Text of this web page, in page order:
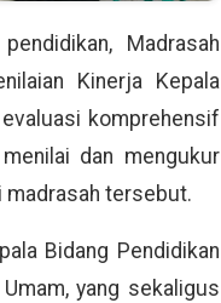
Madrasah
Kinerja Kepala
komprehensif
dan mengukur
madrasah tersebut.
Bidang Pendidikan
yang sekaligus